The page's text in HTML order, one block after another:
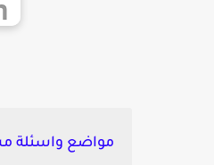
مواضع واسئلة